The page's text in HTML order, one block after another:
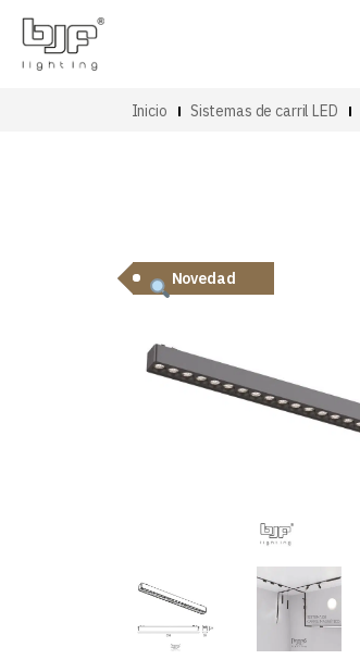
Inicio Sistemas de carril LED
Novedad